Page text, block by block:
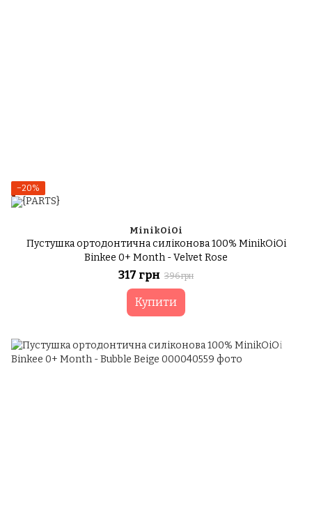
−20%
MinikOiOi
Пустушка ортодонтична силіконова 100% MinikOiOi
Binkee 0+ Month - Velvet Rose
317 грн 396 грн
Купити